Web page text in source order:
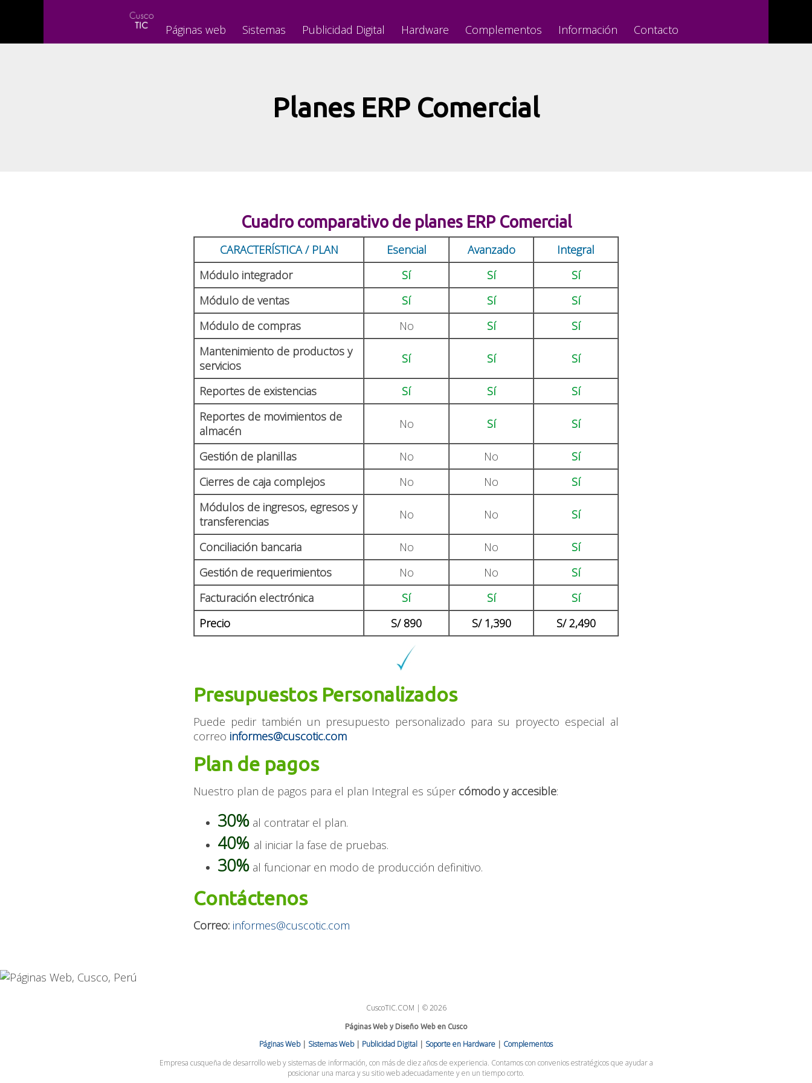
Páginas web Sistemas Publicidad Digital Hardware Complementos Información Contacto
Planes ERP Comercial
Cuadro comparativo de planes ERP Comercial
CARACTERÍSTICA / PLAN Esencial Avanzado
Integral
Módulo integrador
Sí Sí
Sí
Módulo de ventas
Sí Sí
Sí
Módulo de compras
No Sí
Sí
Mantenimiento de productos y
servicios
Sí Sí Sí
Reportes de existencias Sí Sí
Sí
Reportes de movimientos de
almacén
No Sí Sí
Gestión de planillas No No
Sí
Cierres de caja complejos
No No
Sí
Módulos de ingresos, egresos y
transferencias
No No Sí
Conciliación bancaria No No
Sí
Gestión de requerimientos
No No
Sí
Facturación electrónica
Sí Sí
Sí
Precio
S/ 890 S/ 1,390 S/ 2,490
Presupuestos Personalizados
Puede pedir también un presupuesto personalizado para su proyecto especial al
correo informes@cuscotic.com
Plan de pagos
Nuestro plan de pagos para el plan Integral es súper cómodo y accesible:
30% al contratar el plan.
40% al iniciar la fase de pruebas.
30% al funcionar en modo de producción definitivo.
Contáctenos
Correo: informes@cuscotic.com
CuscoTIC.COM | © 2026
Páginas Web y Diseño Web en Cusco
Páginas Web | Sistemas Web | Publicidad Digital | Soporte en Hardware | Complementos
Empresa cusqueña de desarrollo web y sistemas de información, con más de diez años de experiencia. Contamos con convenios estratégicos que ayudar a
posicionar una marca y su sitio web adecuadamente y en un tiempo corto.